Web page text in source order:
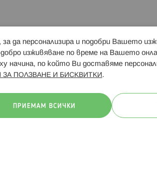
Свързани сайтове: Hippoland.ro
за да персонализира и подобри Вашето
изживяване по време на Вашето
начина, по който Ви доставяме
ПОЛЗВАНЕ И БИСКВИТКИ .
ПРИЕМАМ ВСИЧКИ